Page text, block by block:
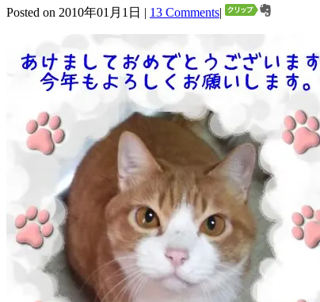
Posted on 2010年01月1日 | 13 Comments|